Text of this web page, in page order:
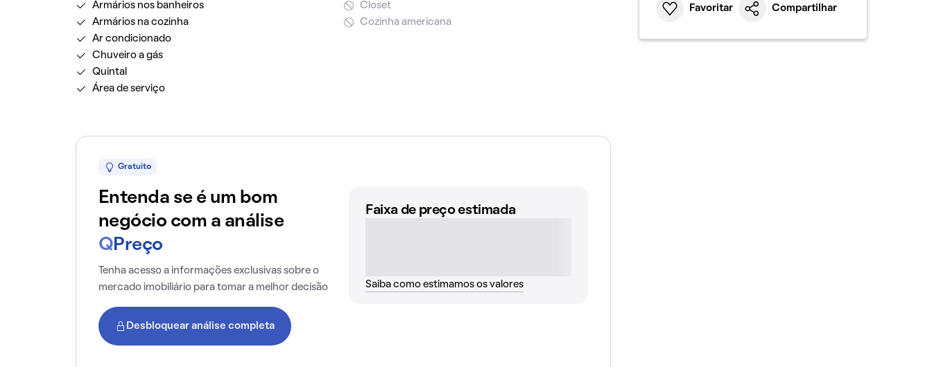
Armários nos banheiros
Armários na cozinha
Ar condicionado
Chuveiro a gás
Quintal
Área de serviço
Closet
Cozinha americana
Gratuito
Entenda se é um bom
negócio com a análise
Q Preço
Tenha acesso a informações exclusivas sobre o
mercado imobiliário para tomar a melhor decisão
Desbloquear análise completa
Faixa de preço estimada
Saiba como estimamos os valores
Favoritar Compartilhar